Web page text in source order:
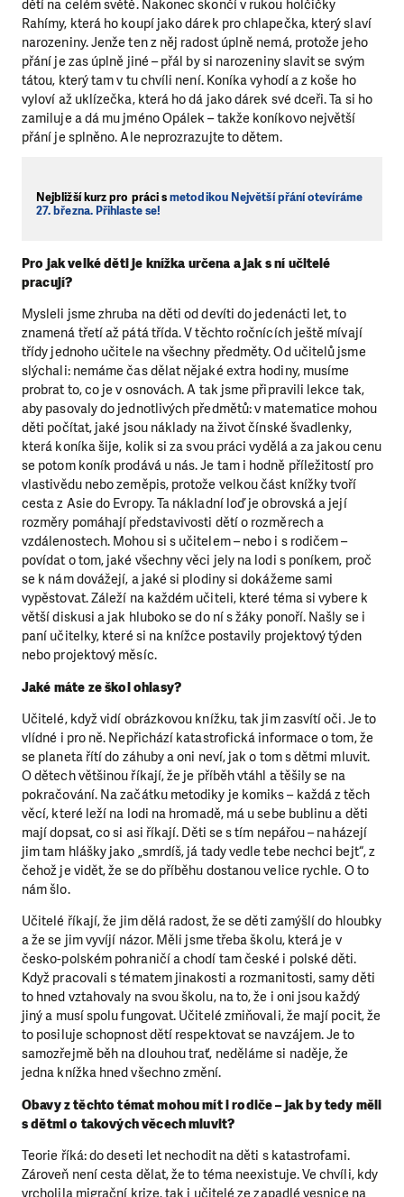
dětí na celém světě. Nakonec skončí v rukou holčičky
Rahímy, která ho koupí jako dárek pro chlapečka, který slaví
narozeniny. Jenže ten z něj radost úplně nemá, protože jeho
přání je zas úplně jiné – přál by si narozeniny slavit se svým
tátou, který tam v tu chvíli není. Koníka vyhodí a z koše ho
vyloví až uklízečka, která ho dá jako dárek své dceři. Ta si ho
zamiluje a dá mu jméno Opálek – takže koníkovo největší
přání je splněno. Ale neprozrazujte to dětem.
Nejbližší kurz pro práci smetodikou Největší přání otevíráme
27. března. Přihlaste se!
Pro jak velké děti je knížka určena a jak s ní učitelé
pracují?
Mysleli jsme zhruba na děti od devíti do jedenácti let, to
znamená třetí až pátá třída. V těchto ročnících ještě mívají
třídy jednoho učitele na všechny předměty. Od učitelů jsme
slýchali: nemáme čas dělat nějaké extra hodiny, musíme
probrat to, co je v osnovách. A tak jsme připravili lekce tak,
aby pasovaly do jednotlivých předmětů: v matematice mohou
děti počítat, jaké jsou náklady na život čínské švadlenky,
která koníka šije, kolik si za svou práci vydělá a za jakou cenu
se potom koník prodává u nás. Je tam i hodně příležitostí pro
vlastivědu nebo zeměpis, protože velkou část knížky tvoří
cesta z Asie do Evropy. Ta nákladní loď je obrovská a její
rozměry pomáhají představivosti dětí o rozměrech a
vzdálenostech. Mohou si s učitelem – nebo i s rodičem –
povídat o tom, jaké všechny věci jely na lodi s poníkem, proč
se k nám dovážejí, a jaké si plodiny si dokážeme sami
vypěstovat. Záleží na každém učiteli, které téma si vybere k
větší diskusi a jak hluboko se do ní s žáky ponoří. Našly se i
paní učitelky, které si na knížce postavily projektový týden
nebo projektový měsíc.
Jaké máte ze škol ohlasy?
Učitelé, když vidí obrázkovou knížku, tak jim zasvítí oči. Je to
vlídné i pro ně. Nepřichází katastrofická informace o tom, že
se planeta řítí do záhuby a oni neví, jak o tom s dětmi mluvit.
O dětech většinou říkají, že je příběh vtáhl a těšily se na
pokračování. Na začátku metodiky je komiks – každá z těch
věcí, které leží na lodi na hromadě, má u sebe bublinu a děti
mají dopsat, co si asi říkají. Děti se s tím nepářou – naházejí
jim tam hlášky jako „smrdíš, já tady vedle tebe nechci bejt“, z
čehož je vidět, že se do příběhu dostanou velice rychle. O to
nám šlo.
Učitelé říkají, že jim dělá radost, že se děti zamýšlí do hloubky
a že se jim vyvíjí názor. Měli jsme třeba školu, která je v
česko-polském pohraničí a chodí tam české i polské děti.
Když pracovali s tématem jinakosti a rozmanitosti, samy děti
to hned vztahovaly na svou školu, na to, že i oni jsou každý
jiný a musí spolu fungovat. Učitelé zmiňovali, že mají pocit, že
to posiluje schopnost dětí respektovat se navzájem. Je to
samozřejmě běh na dlouhou trať, neděláme si naděje, že
jedna knížka hned všechno změní.
Obavy z těchto témat mohou mít i rodiče – jak by tedy měli
s dětmi o takových věcech mluvit?
Teorie říká: do deseti let nechodit na děti s katastrofami.
Zároveň není cesta dělat, že to téma neexistuje. Ve chvíli, kdy